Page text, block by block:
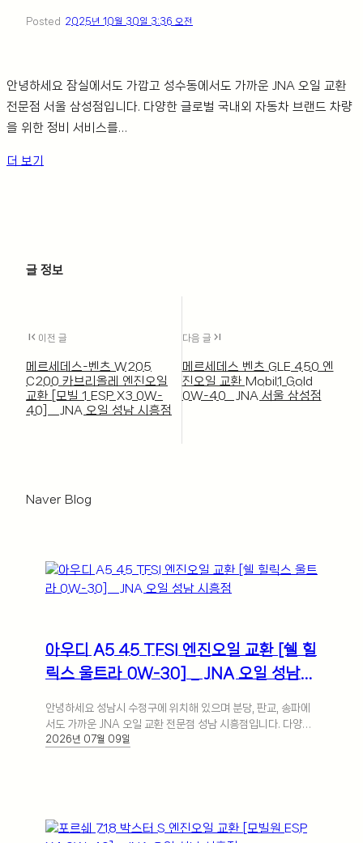
Posted 2025년 10월 30일 3:36 오전
안녕하세요 잠실에서도 가깝고 성수동에서도 가까운 JNA 오일 교환
전문점 서울 삼성점입니다. 다양한 글로벌 국내외 자동차 브랜드 차량
을 위한 정비 서비스를…
더 보기
글 정보
first_page 이전 글
메르세데스-벤츠 W205
C200 카브리올레 엔진오일
교환 [모빌 1 ESP X3 0W-
40] _ JNA 오일 성남 시흥점
다음 글 last_page
메르세데스 벤츠 GLE 450 엔
진오일 교환 Mobil1 Gold
0W-40_ JNA 서울 삼성점
Naver Blogㅤ
아우디 A5 45 TFSI 엔진오일 교환 [쉘 힐
릭스 울트라 0W-30] _ JNA 오일 성남
안녕하세요 성남시 수정구에 위치해 있으며 분당, 판교, 송파에
서도 가까운 JNA 오일 교환 전문점 성남 시흥점입니다. 다양한
글로벌 국내외 자동차 브랜드… 더 보기
2026년 07월 09일